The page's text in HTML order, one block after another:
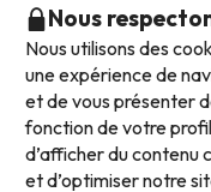
Manuel
Juillet 2026
Plage très
transport à
Excellent
Ne laissez plus
Nos offres évoluent
recevez chaque
nos dernières
Nous
Nous utilisons des
une expérience de
et de vous présenter
fonction de votre
d’afficher du contenu
et d’optimiser notre